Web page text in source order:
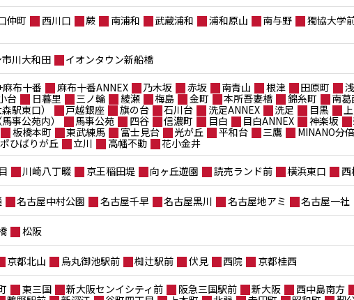
仲町 西川口 蕨 南浦和 武蔵浦和 浦和原山 南与野 獨協大学
川大和田 イオンタウン新船橋
麻布十番 麻布十番ANNEX 乃木坂 赤坂 南青山 根津 田原町
台 日暮里 三ノ輪 綾瀬 梅島 金町 本所吾妻橋 錦糸町 南葛
駅東口）
戸越銀座 旗の台 石川台 洗足ANNEX 洗足 目黒
事公苑内）
馬事公苑 四谷 信濃町 目白 目白ANNEX 神楽坂
板橋本町 東武練馬 富士見台 光が丘 平和台 三鷹 MINANO分
ひばりが丘
立川 高幡不動
花小金井
川崎八丁畷 京王稲田堤 向ヶ丘遊園 読売ランド前 横浜東口 西
名古屋中村公園 名古屋千早 名古屋黒川 名古屋地アミ 名古屋一社
松阪
京都北山 烏丸御池駅前 椥辻駅前 伏見 西院 京都桂西
東三国 新大阪センイシティ前 阪急三国駅前 新大阪 西中島南方